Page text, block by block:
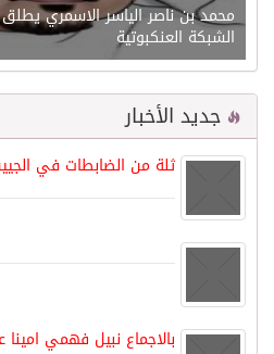
محمد بن ناصر الياسر الاسمري
الشبكة العنكبوتية
جديد الأخبار
ثلة من الضابطات في
بالاجماع نبيل فهمي امينا